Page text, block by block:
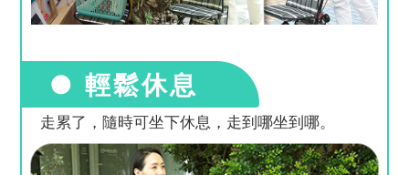
● 輕鬆休息
走累了，隨時可坐下休息，走到哪坐到哪。